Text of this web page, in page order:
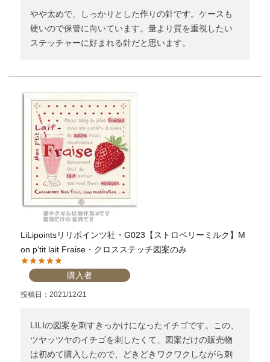
やや太めで、しっかりとした作りの針です。ケースも
硬いので保管に向いています。量より質を重視したい
ステッチャーに好まれる針だと思います。
LiLipointsリリポインツ社・G023【ストロベリーミルク】M
on p’tit lait Fraise・クロスステッチ図案のみ
購入者
投稿日 2021/12/21
LILIの図案を刺すきっかけになったイチゴです。この、
ツヤッツヤのイチゴを刺したくて、図案だけの販売物
は初めて購入したので、どきどきワクワクしながら刺